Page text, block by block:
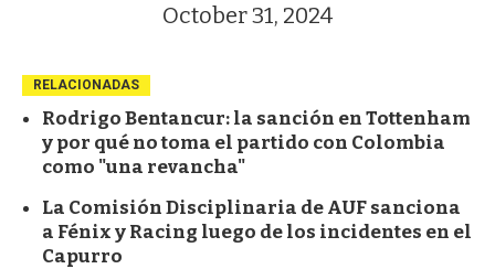
October 31, 2024
RELACIONADAS
Rodrigo Bentancur: la sanción en Tottenham
y por qué no toma el partido con Colombia
como "una revancha"
La Comisión Disciplinaria de AUF sanciona
a Fénix y Racing luego de los incidentes en el
Capurro